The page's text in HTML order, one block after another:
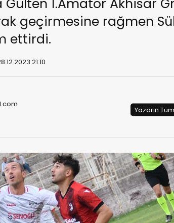
Gülten 1.Amatör Akhisar
geçirmesine rağmen
ettirdi.
21:10
Yazarın